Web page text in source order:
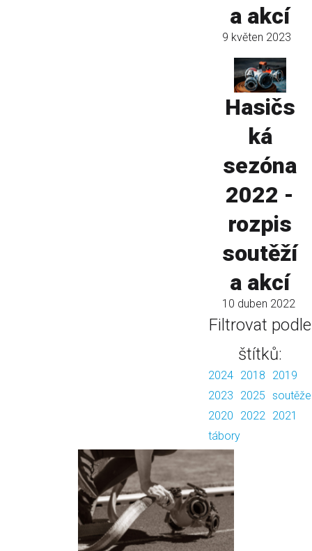
a akcí
9 květen 2023
Hasičs
ká
sezóna
2022 -
rozpis
soutěží
a akcí
10 duben 2022
Filtrovat podle
štítků:
2024 2018
2019
2023
2025 soutěže
2020
2022 2021
tábory